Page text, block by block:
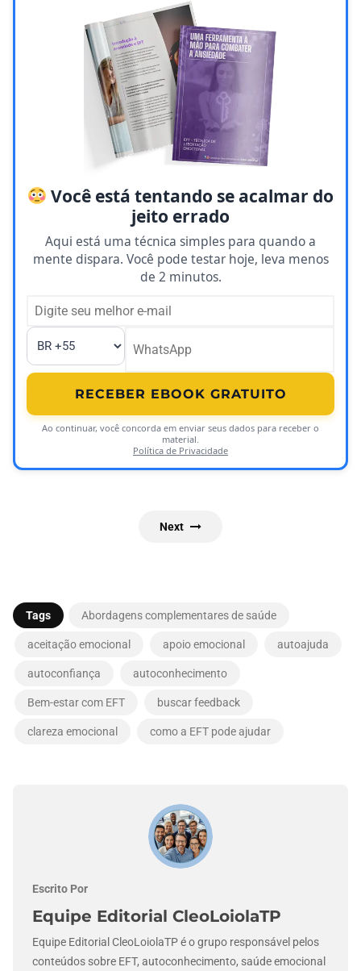
Você está tentando se acalmar do
jeito errado
Aqui está uma técnica simples para quando a
mente dispara. Você pode testar hoje, leva menos
de 2 minutos.
RECEBER EBOOK GRATUITO
Ao continuar, você concorda em enviar seus dados para receber o
material.
Política de Privacidade
Next
Tags Abordagens complementares de saúde
aceitação emocional apoio emocional autoajuda
autoconfiança autoconhecimento
Bem-estar com EFT buscar feedback
clareza emocional como a EFT pode ajudar
Escrito Por
Equipe Editorial CleoLoiolaTP
Equipe Editorial CleoLoiolaTP é o grupo responsável pelos
conteúdos sobre EFT, autoconhecimento, saúde emocional